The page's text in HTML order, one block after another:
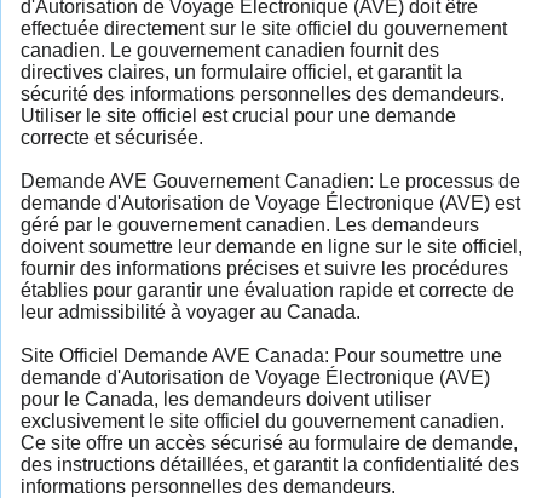
d'Autorisation de Voyage Électronique (AVE) doit être
effectuée directement sur le site officiel du gouvernement
canadien. Le gouvernement canadien fournit des
directives claires, un formulaire officiel, et garantit la
sécurité des informations personnelles des demandeurs.
Utiliser le site officiel est crucial pour une demande
correcte et sécurisée.
Demande AVE Gouvernement Canadien: Le processus de
demande d'Autorisation de Voyage Électronique (AVE) est
géré par le gouvernement canadien. Les demandeurs
doivent soumettre leur demande en ligne sur le site officiel,
fournir des informations précises et suivre les procédures
établies pour garantir une évaluation rapide et correcte de
leur admissibilité à voyager au Canada.
Site Officiel Demande AVE Canada: Pour soumettre une
demande d'Autorisation de Voyage Électronique (AVE)
pour le Canada, les demandeurs doivent utiliser
exclusivement le site officiel du gouvernement canadien.
Ce site offre un accès sécurisé au formulaire de demande,
des instructions détaillées, et garantit la confidentialité des
informations personnelles des demandeurs.